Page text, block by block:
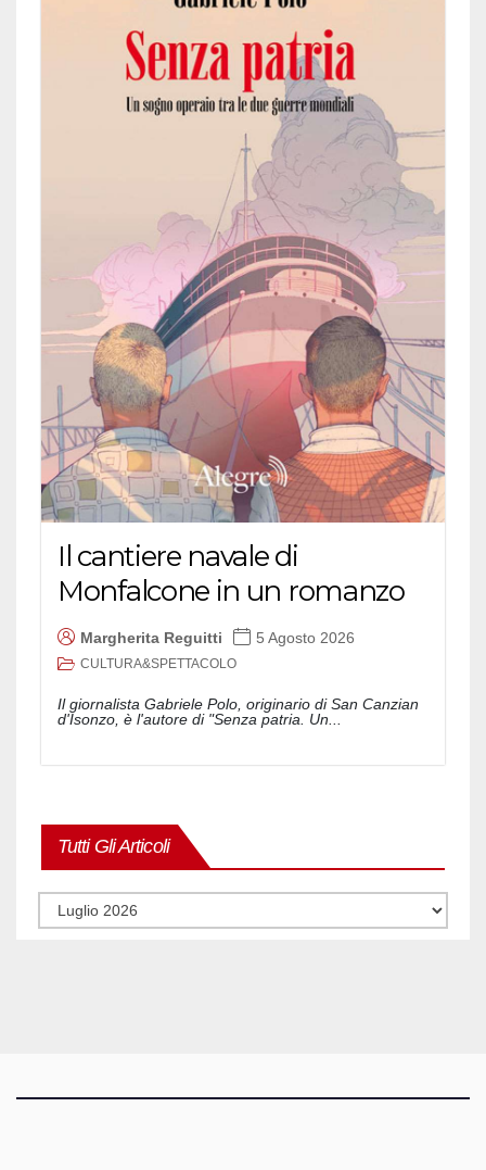
Il cantiere navale di
Monfalcone in un romanzo
Margherita Reguitti 5 Agosto 2026
CULTURA&SPETTACOLO
Il giornalista Gabriele Polo, originario di San Canzian
d'Isonzo, è l'autore di "Senza patria. Un...
Tutti Gli Articoli
Tutti
articoli